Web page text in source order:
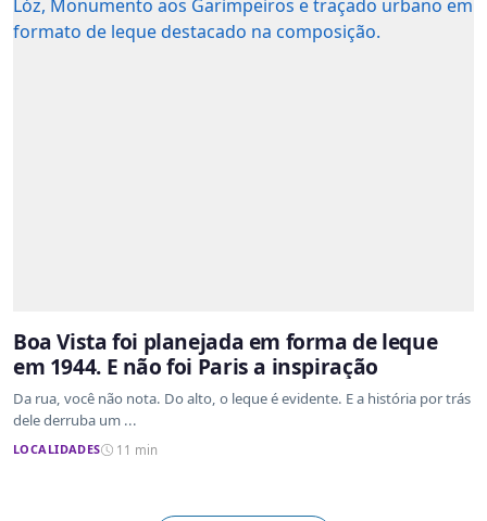
Boa Vista foi planejada em forma de leque
em 1944. E não foi Paris a inspiração
Da rua, você não nota. Do alto, o leque é evidente. E a história por trás
dele derruba um ...
LOCALIDADES 11 min